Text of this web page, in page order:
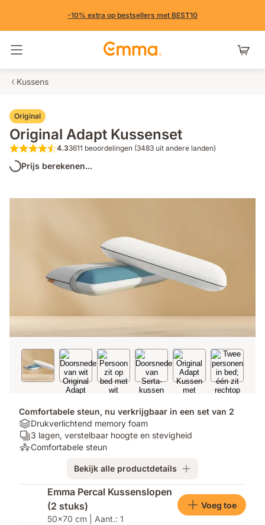
-10% extra op bestsellers met BEST10
Navigatie in- en uitschakelen
Kussens
Original
Original Adapt Kussenset
4.3 van de 5 sterren 3611
4.33611 beoordelingen (3483 uit andere landen)
Prijs berekenen...
Comfortabele steun, nu verkrijgbaar in een set van 2
Materials:
Drukverlichtend
memory
Drukverlichtend memory foam
Aantal
lagen:
verstelbaar
stevigheid
3 lagen, verstelbaar hoogte en stevigheid
Ondersteuning:
Comfortabele steun
Bekijk alle productdetails
producten
Emma Percal Kussenslopen
(2 stuks)
50x70 cm | Aant.: 1
Voeg toe